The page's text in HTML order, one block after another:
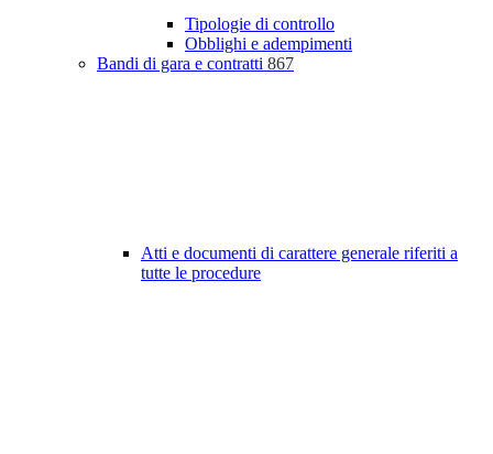
Tipologie di controllo
Obblighi e adempimenti
Bandi di gara e contratti 867
Atti e documenti di carattere generale riferiti a
tutte le procedure